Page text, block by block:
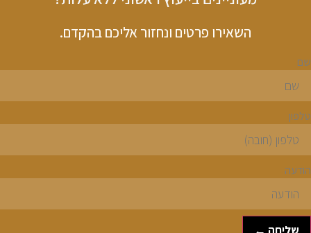
השאירו פרטים ונחזור אליכם בהקדם.